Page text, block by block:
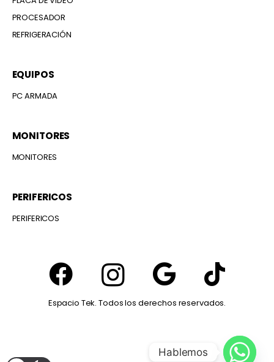
PROCESADOR
REFRIGERACIÓN
EQUIPOS
PC ARMADA
MONITORES
MONITORES
PERIFERICOS
PERIFERICOS
Espacio Tek. Todos los derechos reservados.
Hablemos